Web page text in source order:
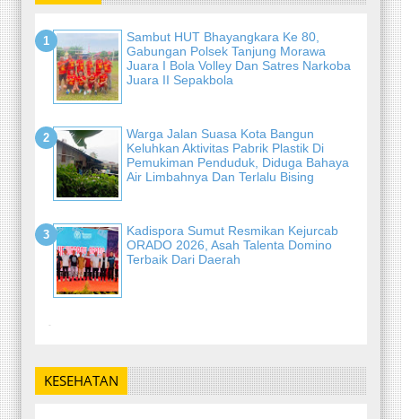
Sambut HUT Bhayangkara Ke 80,
Gabungan Polsek Tanjung Morawa
Juara I Bola Volley Dan Satres Narkoba
Juara II Sepakbola
Warga Jalan Suasa Kota Bangun
Keluhkan Aktivitas Pabrik Plastik Di
Pemukiman Penduduk, Diduga Bahaya
Air Limbahnya Dan Terlalu Bising
Kadispora Sumut Resmikan Kejurcab
ORADO 2026, Asah Talenta Domino
Terbaik Dari Daerah
-
KESEHATAN